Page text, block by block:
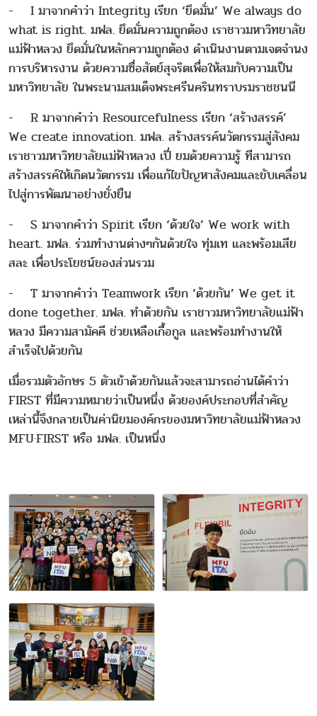
- I มาจากคำว่า Integrity เรียก ‘ยึดมั่น’ We always do
what is right. มฟล. ยึดมั่นความถูกต้อง เราชาวมหาวิทยาลัย
แม่ฟ้าหลวง ยึดมั่นในหลักความถูกต้อง ดําเนินงานตามเจตจํานง
การบริหารงาน ด้วยความซื่อสัตย์สุจริตเพื่อให้สมกับความเป็น
มหาวิทยาลัย ในพระนามสมเด็จพระศรีนครินทราบรมราชชนนี
- R มาจากคำว่า Resourcefulness เรียก ‘สร้างสรรค์’
We create innovation. มฟล. สร้างสรรค์นวัตกรรมสู่สังคม
เราชาวมหาวิทยาลัยแม่ฟ้าหลวง เปี่ ยมด้วยความรู้ ทีสามารถ
สร้างสรรค์ให้เกิดนวัตกรรม เพื่อแก้ไขปัญหาสังคมและขับเคลื่อน
ไปสู่การพัฒนาอย่างยั่งยืน
- S มาจากคำว่า Spirit เรียก ‘ด้วยใจ’ We work with
heart. มฟล. ร่วมทํางานต่างๆกันด้วยใจ ทุ่มเท และพร้อมเสีย
สละ เพื่อประโยชน์ของส่วนรวม
- T มาจากคำว่า Teamwork เรียก ‘ด้วยกัน’ We get it
done together. มฟล. ทําด้วยกัน เราชาวมหาวิทยาลัยแม่ฟ้า
หลวง มีความสามัคคี ช่วยเหลือเกื้อกูล และพร้อมทํางานให้
สําเร็จไปด้วยกัน
เมื่อรวมตัวอักษร 5 ตัวเข้าด้วยกันแล้วจะสามารถอ่านได้คำว่า
FIRST ที่มีความหมายว่าเป็นหนึ่ง ด้วยองค์ประกอบที่สำคัญ
เหล่านี้จึงกลายเป็นค่านิยมองค์กรของมหาวิทยาลัยแม่ฟ้าหลวง
MFU·FIRST หรือ มฟล. เป็นหนึ่ง